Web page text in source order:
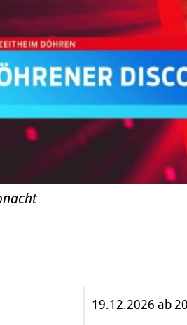
19.12.2026 ab